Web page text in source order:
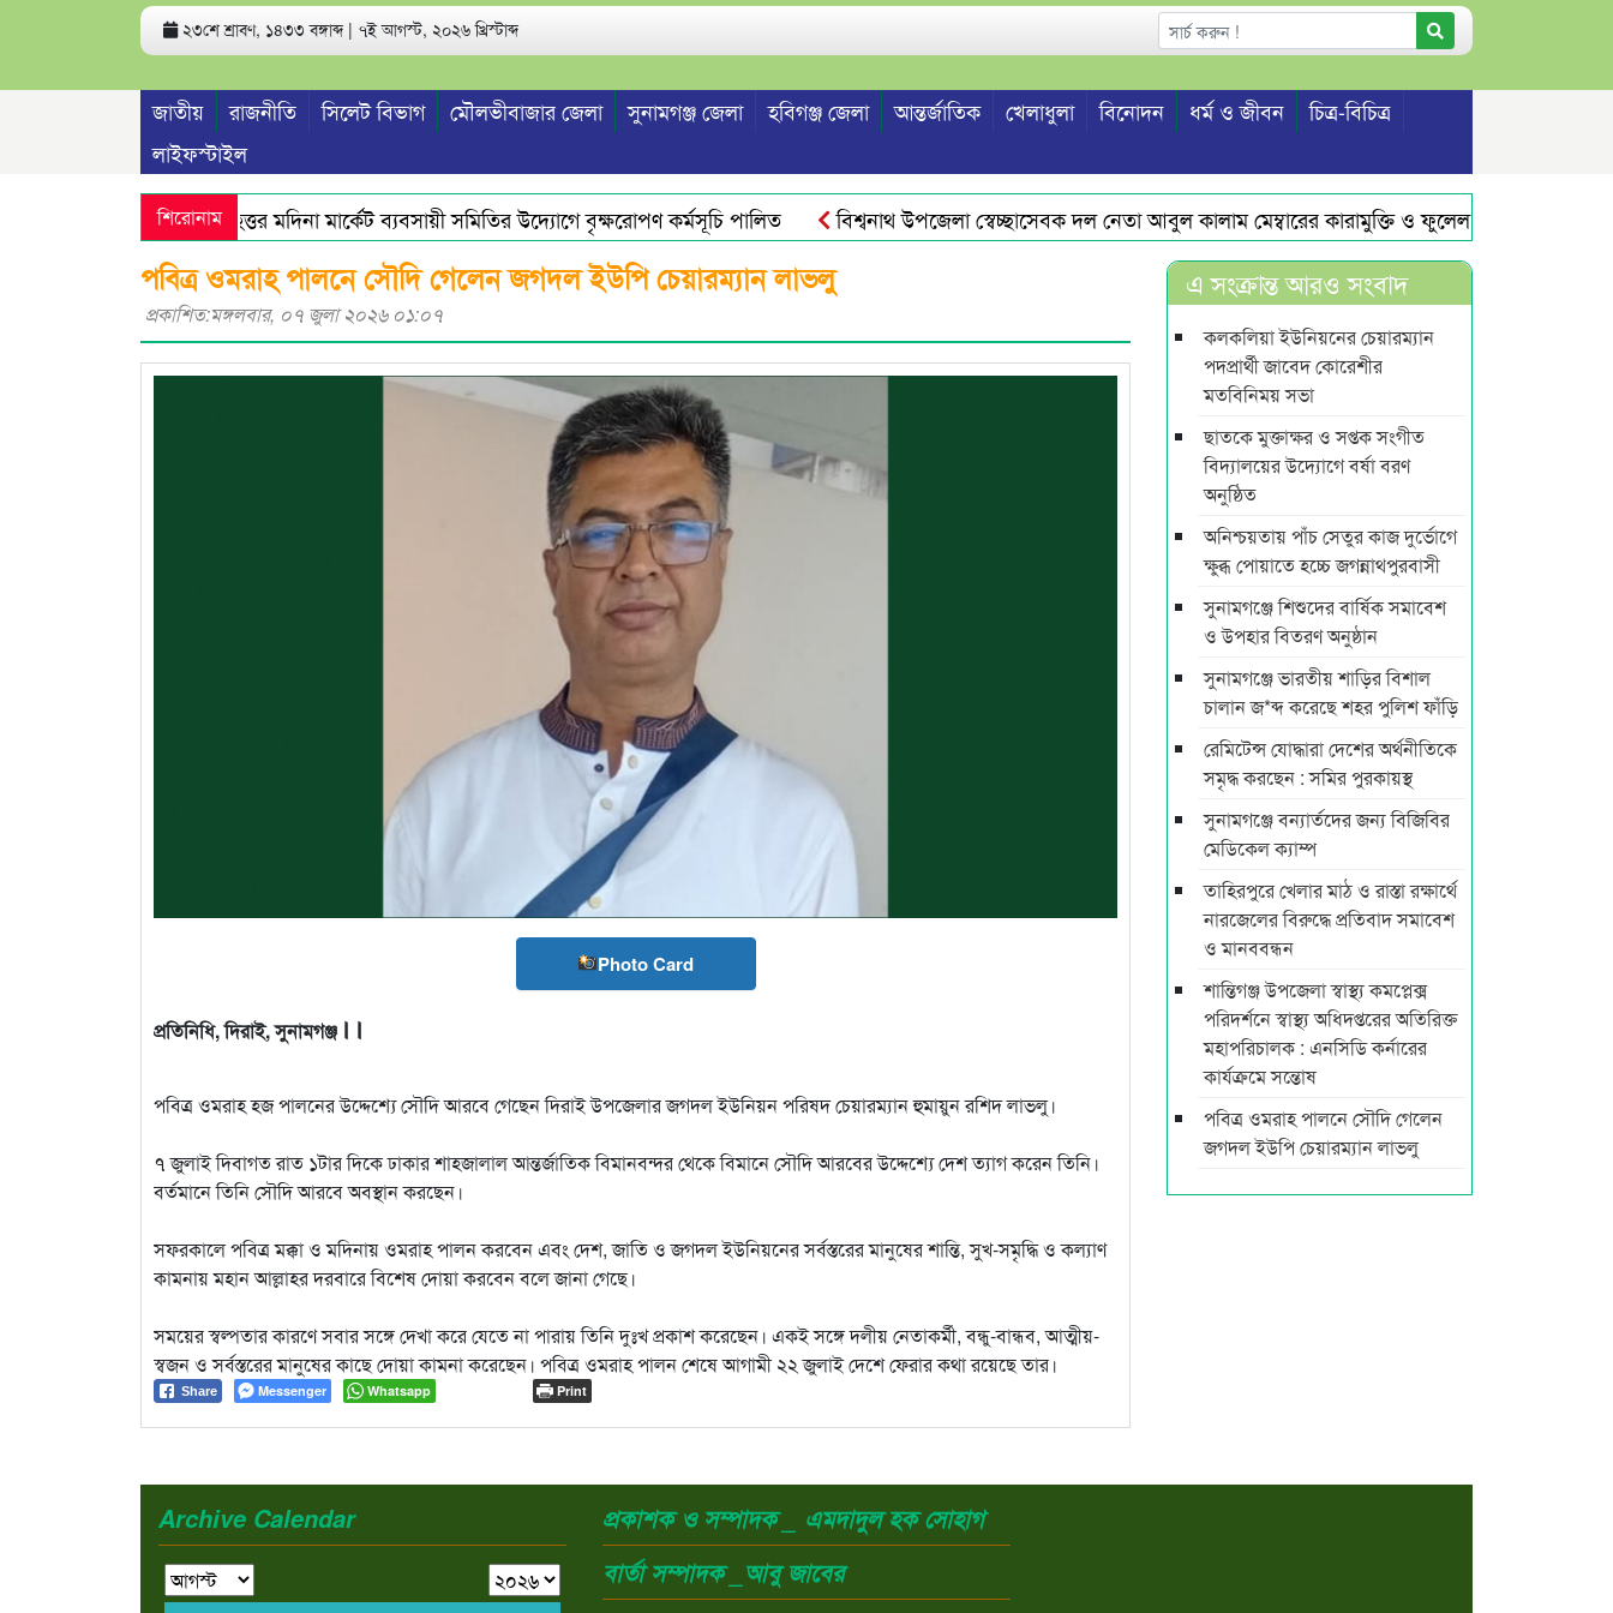
২৩শে শ্রাবণ, ১৪৩৩ বঙ্গাব্দ | ৭ই আগস্ট, ২০২৬ খ্রিস্টাব্দ
জাতীয় রাজনীতি সিলেট বিভাগ মৌলভীবাজার জেলা সুনামগঞ্জ জেলা হবিগঞ্জ জেলা আন্তর্জাতিক খেলাধুলা বিনোদন ধর্ম ও জীবন
চিত্র-বিচিত্র
লাইফস্টাইল
শিরোনামবৃহত্তর মদিনা মার্কেট ব্যবসায়ী সমিতির উদ্যোগে বৃক্ষরোপণ কর্মসূচি পালিত বিশ্বনাথ উপজেলা স্বেচ্ছাসেবক দল নেতা আবুল কালাম মেম্বারের কারামুক্তি ও ফুলেল সংবর্ধনা
পবিত্র ওমরাহ পালনে সৌদি গেলেন জগদল ইউপি চেয়ারম্যান লাভলু
প্রকাশিত:মঙ্গলবার, ০৭ জুলা ২০২৬ ০১:০৭
Photo Card
প্রতিনিধি, দিরাই, সুনামগঞ্জ।।
পবিত্র ওমরাহ হজ পালনের উদ্দেশ্যে সৌদি আরবে গেছেন দিরাই উপজেলার জগদল ইউনিয়ন পরিষদ চেয়ারম্যান হুমায়ুন রশিদ লাভলু।
৭ জুলাই দিবাগত রাত ১টার দিকে ঢাকার শাহজালাল আন্তর্জাতিক বিমানবন্দর থেকে বিমানে সৌদি আরবের উদ্দেশ্যে দেশ ত্যাগ করেন তিনি।
বর্তমানে তিনি সৌদি আরবে অবস্থান করছেন।
সফরকালে পবিত্র মক্কা ও মদিনায় ওমরাহ পালন করবেন এবং দেশ, জাতি ও জগদল ইউনিয়নের সর্বস্তরের মানুষের শান্তি, সুখ-সমৃদ্ধি ও কল্যাণ
কামনায় মহান আল্লাহর দরবারে বিশেষ দোয়া করবেন বলে জানা গেছে।
সময়ের স্বল্পতার কারণে সবার সঙ্গে দেখা করে যেতে না পারায় তিনি দুঃখ প্রকাশ করেছেন। একই সঙ্গে দলীয় নেতাকর্মী, বন্ধু-বান্ধব, আত্মীয়-
স্বজন ও সর্বস্তরের মানুষের কাছে দোয়া কামনা করেছেন। পবিত্র ওমরাহ পালন শেষে আগামী ২২ জুলাই দেশে ফেরার কথা রয়েছে তার।
Share Messenger Whatsapp Print
এ সংক্রান্ত আরও সংবাদ
কলকলিয়া ইউনিয়নের চেয়ারম্যান
পদপ্রার্থী জাবেদ কোরেশীর
মতবিনিময় সভা
ছাতকে মুক্তাক্ষর ও সপ্তক সংগীত
বিদ্যালয়ের উদ্যোগে বর্ষা বরণ
অনুষ্ঠিত
অনিশ্চয়তায় পাঁচ সেতুর কাজ দুর্ভোগে
ক্ষুব্ধ পোয়াতে হচ্চে জগন্নাথপুরবাসী
সুনামগঞ্জে শিশুদের বার্ষিক সমাবেশ
ও উপহার বিতরণ অনুষ্ঠান
সুনামগঞ্জে ভারতীয় শাড়ির বিশাল
চালান জ*ব্দ করেছে শহর পুলিশ ফাঁড়ি
রেমিটেন্স যোদ্ধারা দেশের অর্থনীতিকে
সমৃদ্ধ করছেন : সমির পুরকায়স্থ
সুনামগঞ্জে বন্যার্তদের জন্য বিজিবির
মেডিকেল ক্যাম্প
তাহিরপুরে খেলার মাঠ ও রাস্তা রক্ষার্থে
নারজেলের বিরুদ্ধে প্রতিবাদ সমাবেশ
ও মানববন্ধন
শান্তিগঞ্জ উপজেলা স্বাস্থ্য কমপ্লেক্স
পরিদর্শনে স্বাস্থ্য অধিদপ্তরের অতিরিক্ত
মহাপরিচালক : এনসিডি কর্নারের
কার্যক্রমে সন্তোষ
পবিত্র ওমরাহ পালনে সৌদি গেলেন
জগদল ইউপি চেয়ারম্যান লাভলু
Archive Calendar
প্রকাশক ও সম্পাদক _ এমদাদুল হক সোহাগ
বার্তা সম্পাদক _আবু জাবের